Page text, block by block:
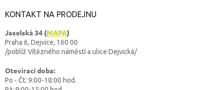
KONTAKT NA PRODEJNU
Jaselská 34 (MAPA)
Praha 6, Dejvice, 160 00
/poblíž Vítězného náměstí a ulice Dejvická/
Otevírací doba:
Po - Čt: 9:00-18:00 hod.